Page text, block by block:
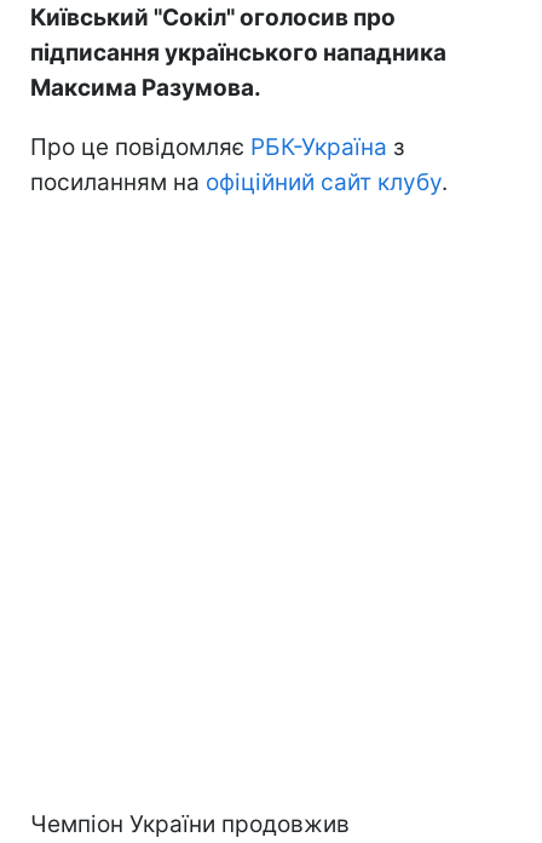
Київський "Сокіл" оголосив про
підписання українського нападника
Максима Разумова.
Про це повідомляє РБК-Україна з
посиланням на офіційний сайт клубу.
Чемпіон України продовжив